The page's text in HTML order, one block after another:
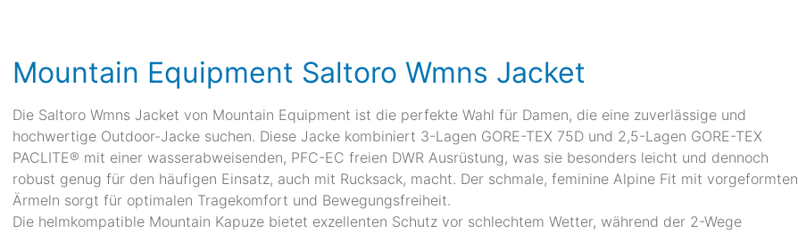
Mountain Equipment Saltoro Wmns Jacket
Die Saltoro Wmns Jacket von Mountain Equipment ist die perfekte Wahl für Damen, die eine zuverlässige und
hochwertige Outdoor-Jacke suchen. Diese Jacke kombiniert 3-Lagen GORE-TEX 75D und 2,5-Lagen GORE-TEX
PACLITE® mit einer wasserabweisenden, PFC-EC freien DWR Ausrüstung, was sie besonders leicht und dennoch
robust genug für den häufigen Einsatz, auch mit Rucksack, macht. Der schmale, feminine Alpine Fit mit vorgeformten
Ärmeln sorgt für optimalen Tragekomfort und Bewegungsfreiheit.
Die helmkompatible Mountain Kapuze bietet exzellenten Schutz vor schlechtem Wetter, während der 2-Wege